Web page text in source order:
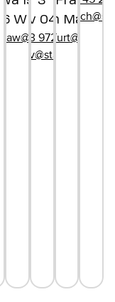
Wrocław
Kyiv 04112
+380 63 972 06 60
am Main